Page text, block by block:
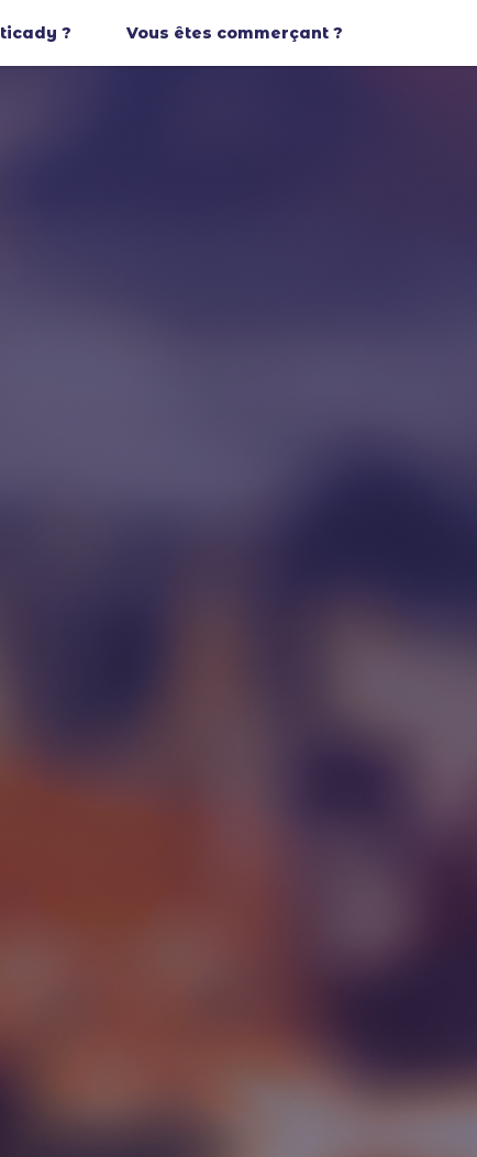
ticady ? Vous êtes commerçant ?